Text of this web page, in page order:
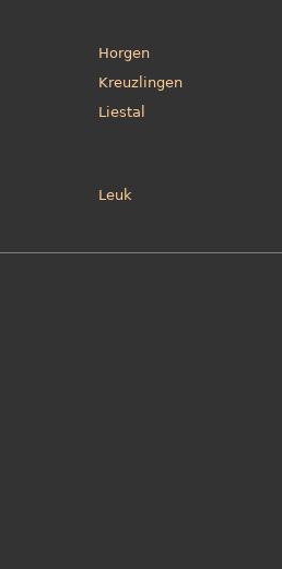
Horgen
Kreuzlingen
Liestal
Leuk